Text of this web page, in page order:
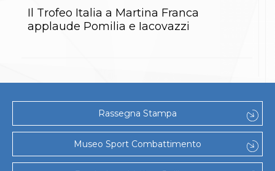
Lotta
La disciplina
News
Karate
News
Gare e Risultati
Attività Didattica
Albi Federali
Arti marziali
Aikido
Il Trofeo Italia a Martina Franca
applaude Pomilia e Iacovazzi
Rassegna Stampa
Museo Sport Combattimento